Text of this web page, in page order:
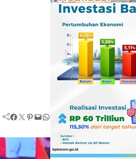
Facebook Twitter Pinterest Mail WhatsApp